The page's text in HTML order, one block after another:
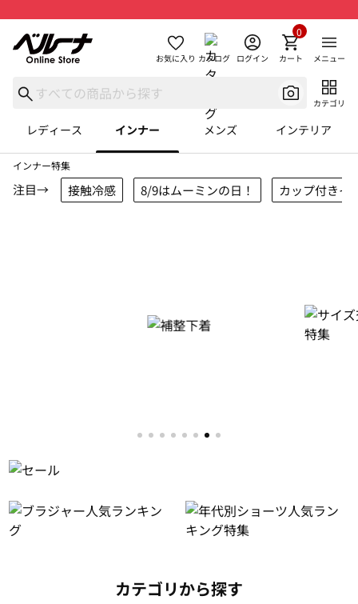
お気に入り カタログ ログイン カート
0
メニュー
カテゴリ
レディース インナー メンズ インテリア
インナー特集
注目→ 接触冷感 8/9はムーミンの日！ カップ付きイ
カテゴリから探す